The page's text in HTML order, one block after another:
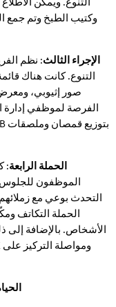
وكتيب الطبخ وتم جمع
الإجراء الثالث: نظم
التنوع. كانت هناك
صور إثيوبي،
الفرصة لموظفي
الحملة الرابعة:
الموظفون
التحدث بوعي مع
الحملة التكاتف
الأشخاص. بالإضافة إلى